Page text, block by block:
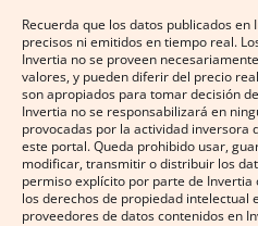
Recuerda que los datos publicados
precisos ni emitidos en tiempo real.
Invertia no se proveen
valores, y pueden diferir del precio
son apropiados para tomar decisión
Invertia no se responsabilizará en
provocadas por la actividad inversora
este portal. Queda prohibido usar,
modificar, transmitir o distribuir los
permiso explícito por parte de
los derechos de propiedad intelectual
proveedores de datos contenidos en